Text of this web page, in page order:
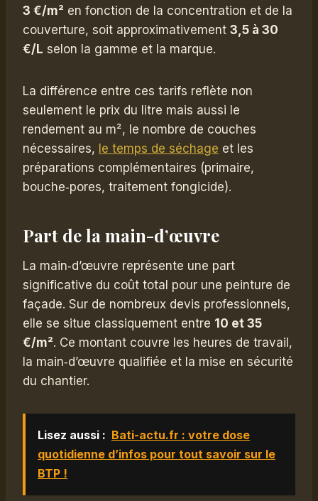
3 €/m² en fonction de la concentration et de la
couverture, soit approximativement 3,5 à 30
€/L selon la gamme et la marque.
La différence entre ces tarifs reflète non
seulement le prix du litre mais aussi le
rendement au m², le nombre de couches
nécessaires, le temps de séchage et les
préparations complémentaires (primaire,
bouche‑pores, traitement fongicide).
Part de la main-d’œuvre
La main‑d’œuvre représente une part
significative du coût total pour une peinture de
façade. Sur de nombreux devis professionnels,
elle se situe classiquement entre 10 et 35
€/m². Ce montant couvre les heures de travail,
la main‑d’œuvre qualifiée et la mise en sécurité
du chantier.
Lisez aussi : Bati-actu.fr : votre dose
quotidienne d’infos pour tout savoir sur le
BTP !